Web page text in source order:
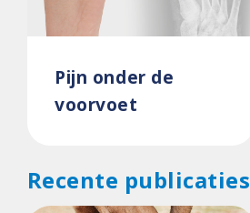
Pijn onder de
voorvoet
Recente publicaties